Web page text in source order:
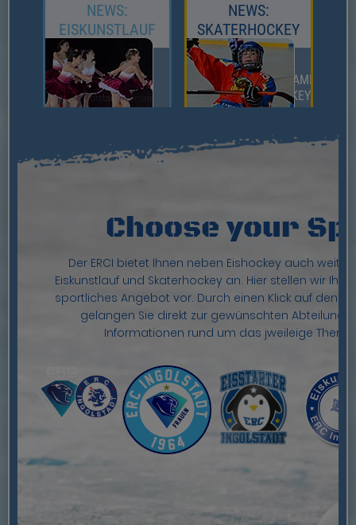
NEWS:
EISKUNSTLAUF
24.11.2025
SCHANZER
DREIERSPRUNG
2026
WETTKAMPFWOCHENENDE
FÜR UNSERE
NEWS:
SKATERHOCKEY
11.11.2025
EINLADUNG ZUR
MITGLIEDERVERSAMMLUNG
ABT. SKATERHOCKEY 2025
EINLADUNG ZUR
MITGLIEDERVERSAMMLUNG
Choose your
Der ERCI bietet Ihnen neben Eishockey auch
Eiskunstlauf und Skaterhockey an. Hier stellen wir
sportliches Angebot vor. Durch einen Klick auf den
gelangen Sie direkt zur gewünschten Abteilung,
Informationen rund um das jweileige